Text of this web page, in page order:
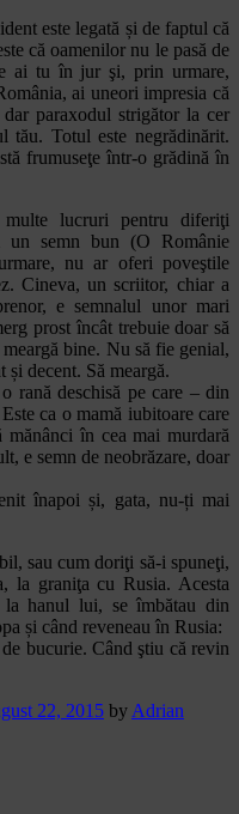
este legată și de faptul că
că oamenilor nu le pasă de
ai tu în jur şi, prin urmare,
ai uneori impresia că
paraxodul strigător la cer
tău. Totul este negrădinărit.
frumuseţe într-o grădină în
multe lucruri pentru diferiţi
un semn bun (O Românie
nu ar oferi poveştile
Cineva, un scriitor, chiar a
e semnalul unor mari
prost încât trebuie doar să
bine. Nu să fie genial,
și decent. Să meargă.
rană deschisă pe care – din
ca o mamă iubitoare care
mănânci în cea mai murdară
e semn de neobrăzare, doar
înapoi și, gata, nu-ți mai
sau cum doriţi să-i spuneţi,
la graniţa cu Rusia. Acesta
hanul lui, se îmbătau din
și când reveneau în Rusia:
bucurie. Când ştiu că revin
22, 2015 byAdrian